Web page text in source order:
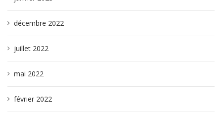
décembre 2022
juillet 2022
mai 2022
février 2022